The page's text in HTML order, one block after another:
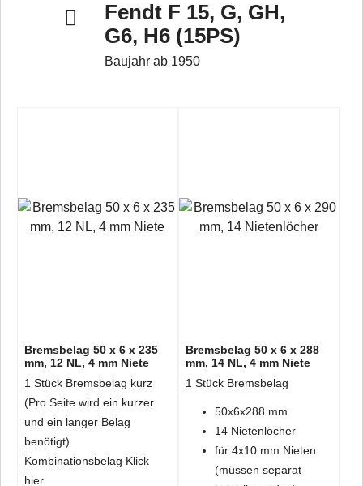
Fendt F 15, G, GH,
G6, H6 (15PS)
Baujahr ab 1950
Bremsbelag 50 x 6 x 235
mm, 12 NL, 4 mm Niete
1 Stück Bremsbelag kurz
(Pro Seite wird ein kurzer
und ein langer Belag
benötigt)
Kombinationsbelag Klick
hier
Bremsbelag 50 x 6 x 288
mm, 14 NL, 4 mm Niete
1 Stück Bremsbelag
50x6x288 mm
14 Nietenlöcher
für 4x10 mm Nieten
(müssen separat